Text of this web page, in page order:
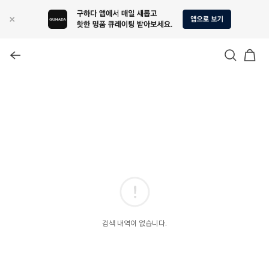
검색 내역이 없습니다.